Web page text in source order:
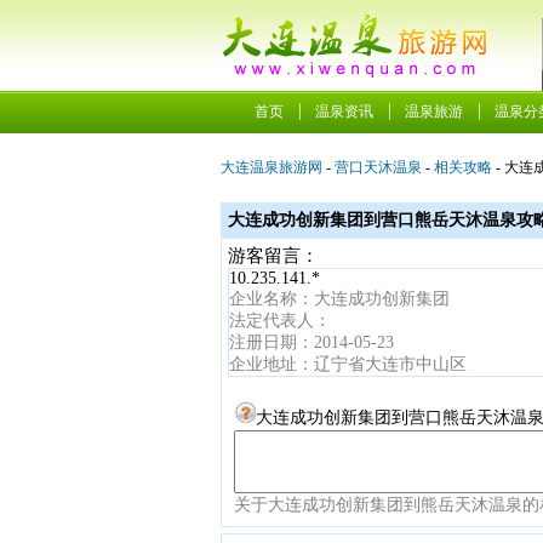
首页 温泉资讯 温泉旅游 温泉分
大连温泉旅游网 - 营口天沐温泉 - 相关攻略 - 大连
大连成功创新集团到营口熊岳天沐温泉攻
游客留言：
10.235.141.*
企业名称：大连成功创新集团
法定代表人：
注册日期：2014-05-23
企业地址：辽宁省大连市中山区
大连成功创新集团到营口熊岳天沐温
关于大连成功创新集团到熊岳天沐温泉